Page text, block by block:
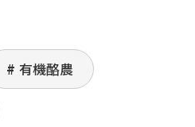
有機酪農